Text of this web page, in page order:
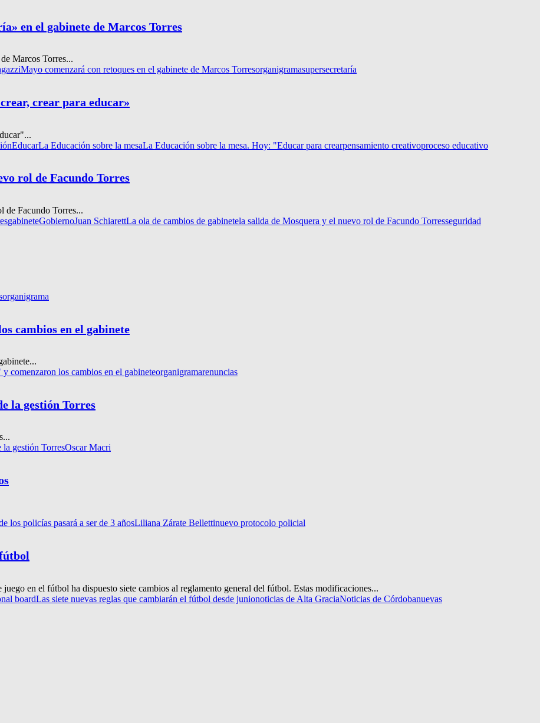
en el gabinete de Marcos Torres
Marcos Torres...
Mayo comenzará con retoques en el gabinete de Marcos Torresorganigramasupersecretaría
crear para educar»
EducarLa Educación sobre la mesaLa Educación sobre la mesa. Hoy: "Educar para crearpensamiento creativoproceso educativo
rol de Facundo Torres
de Facundo Torres...
gabineteGobiernoJuan SchiarettLa ola de cambios de gabinetela salida de Mosquera y el nuevo rol de Facundo Torresseguridad
organigrama
cambios en el gabinete
comenzaron los cambios en el gabineteorganigramarenuncias
la gestión Torres
la gestión TorresOscar Macri
los policías pasará a ser de 3 añosLiliana Zárate Bellettinuevo protocolo policial
en el fútbol ha dispuesto siete cambios al reglamento general del fútbol. Estas modificaciones...
boardLas siete nuevas reglas que cambiarán el fútbol desde junionoticias de Alta GraciaNoticias de Córdobanuevas